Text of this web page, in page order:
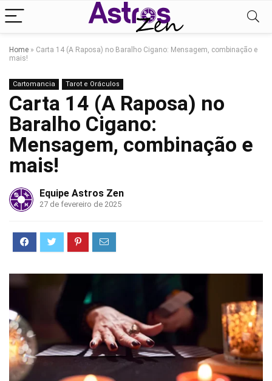
Home » Carta 14 (A Raposa) no Baralho Cigano: Mensagem, combinação e
mais!
Cartomancia Tarot e Oráculos
Carta 14 (A Raposa) no
Baralho Cigano:
Mensagem, combinação e
mais!
Equipe Astros Zen
27 de fevereiro de 2025